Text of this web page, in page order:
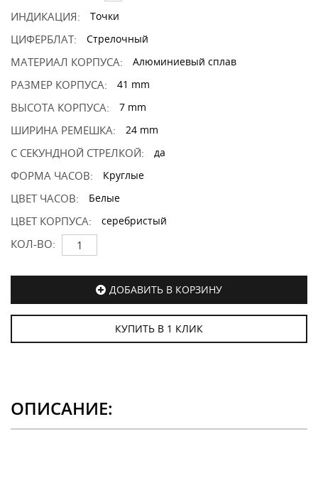
ИНДИКАЦИЯ:
Точки
ЦИФЕРБЛАТ: Стрелочный
МАТЕРИАЛ КОРПУСА: Алюминиевый сплав
РАЗМЕР КОРПУСА: 41 mm
ВЫСОТА КОРПУСА: 7 mm
ШИРИНА РЕМЕШКА: 24 mm
С СЕКУНДНОЙ СТРЕЛКОЙ: да
ФОРМА ЧАСОВ: Круглые
ЦВЕТ ЧАСОВ: Белые
ЦВЕТ КОРПУСА: серебристый
КОЛ-ВО:
ДОБАВИТЬ В КОРЗИНУ
КУПИТЬ В 1 КЛИК
ОПИСАНИЕ: